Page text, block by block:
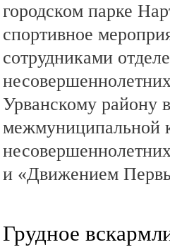
городском парке
спортивное
сотрудниками
Урванскому району
межмуниципальной
и «Движением
Грудное